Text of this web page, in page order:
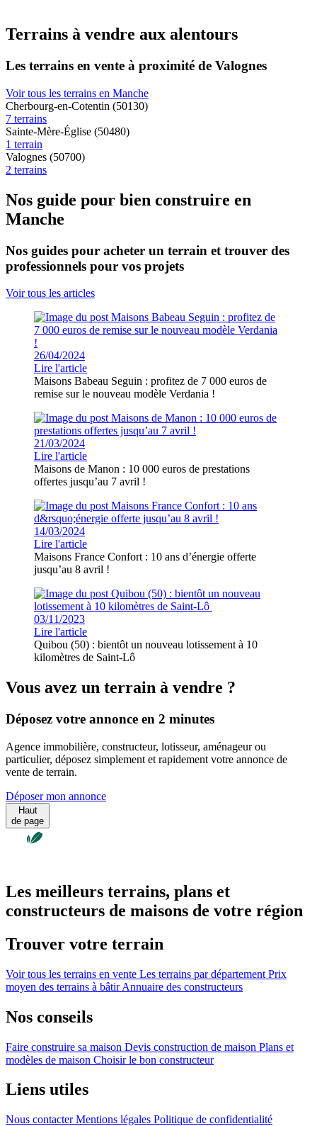
Terrains à vendre aux alentours
Les terrains en vente à proximité de Valognes
Voir tous les terrains en Manche
Cherbourg-en-Cotentin (50130)
7 terrains
Sainte-Mère-Église (50480)
1 terrain
Valognes (50700)
2 terrains
Nos guide pour bien construire en
Manche
Nos guides pour acheter un terrain et trouver des
professionnels pour vos projets
Voir tous les articles
26/04/2024
Lire l'article
Maisons Babeau Seguin : profitez de 7 000 euros de
remise sur le nouveau modèle Verdania !
21/03/2024
Lire l'article
Maisons de Manon : 10 000 euros de prestations
offertes jusqu’au 7 avril !
14/03/2024
Lire l'article
Maisons France Confort : 10 ans d’énergie offerte
jusqu’au 8 avril !
03/11/2023
Lire l'article
Quibou (50) : bientôt un nouveau lotissement à 10
kilomètres de Saint-Lô
Vous avez un terrain à vendre ?
Déposez votre annonce en 2 minutes
Agence immobilière, constructeur, lotisseur, aménageur ou
particulier, déposez simplement et rapidement votre annonce de
vente de terrain.
Déposer mon annonce
Haut
de page
Les meilleurs terrains, plans et
constructeurs de maisons de votre région
Trouver votre terrain
Voir tous les terrains en vente Les terrains par département Prix
moyen des terrains à bâtirAnnuaire des constructeurs
Nos conseils
Faire construire sa maison Devis construction de maison Plans et
modèles de maison Choisir le bon constructeur
Liens utiles
Nous contacterMentions légales Politique de confidentialité